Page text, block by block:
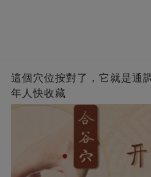
這個穴位按對了，它就是通
年人快收藏